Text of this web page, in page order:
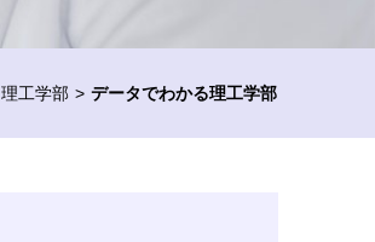
理工学部 データでわかる理工学部